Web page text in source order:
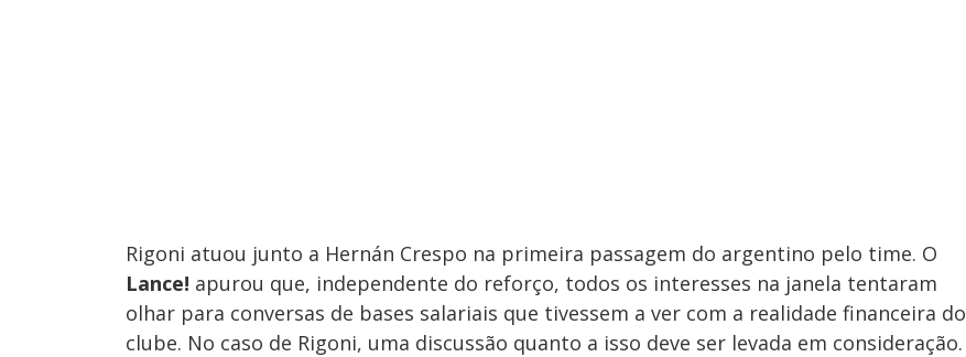
Rigoni atuou junto a Hernán Crespo na primeira passagem do argentino pelo time. O
Lance! apurou que, independente do reforço, todos os interesses na janela tentaram
olhar para conversas de bases salariais que tivessem a ver com a realidade financeira do
clube. No caso de Rigoni, uma discussão quanto a isso deve ser levada em consideração.